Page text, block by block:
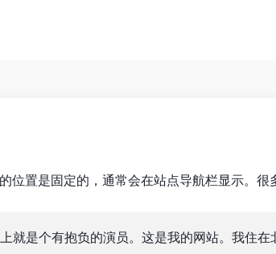
位置是固定的，通常会在站点导航栏显示。很
就是个有抱负的演员。这是我的网站。我住在